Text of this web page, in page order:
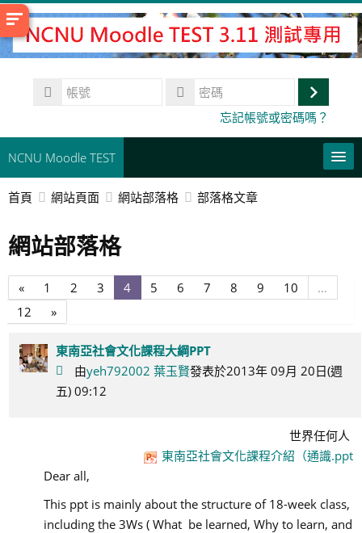
跳
至
主
登
忘記帳號或密碼嗎？
NCNU Moodle TEST
常用連結
正體中文 ‎(zh_tw)‎
尋
課
首頁 網站頁面 網站部落格 部落格文章
網站部落格
«上
一
頁
1
1
頁
2
2
3
3
4第
4
5
5
6
6
7
7
8
8
9
9
10
10
…
12
12
頁
»下
一
頁
東南亞社會文化課程大綱PPT
由yeh792002 葉玉賢發表於2013年 09月 20日(週
五) 09:12
世界任何人
東南亞社會文化課程介紹（通識.ppt
Dear all,
This ppt is mainly about the structure of 18-week class,
including the 3Ws ( What be learned, Why to learn, and